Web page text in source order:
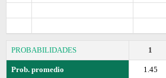
PROBABILIDADES 1
Prob. promedio 1.45